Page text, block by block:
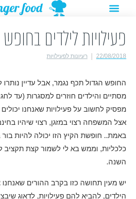
תפריט
פעילויות לילדים
22/08/2018 רעיונות לפעילויות
החופש הגדול תכף נגמר, אבל עדיין נותרו
מסתיים והילדים חוזרים למסגרות (עד
מפסיק לחשוב על פעילויות שאנחנו
אצל המשפחה רצוי במזגן, רצוי שיהיו
באמת.. חופשת הקיץ הזו יכולה להיות
כלכליות, וממש בא לי לשמור קצת תקציב
השנה.
יש מעין תחושה כזו בקרב ההורים
הילדים, להביא להם פעילויות, לדאוג